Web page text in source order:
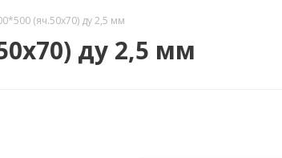
(яч.50х70) ду 2,5 мм
ду 2,5 мм